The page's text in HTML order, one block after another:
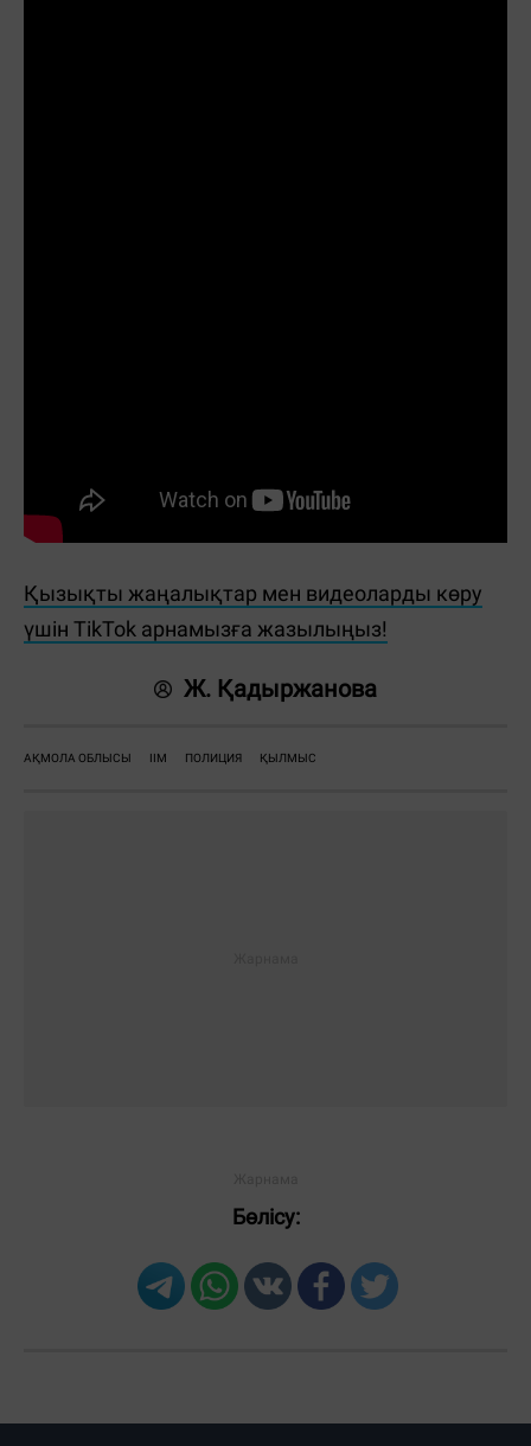
Қызықты жаңалықтар мен видеоларды көру
үшін TikTok арнамызға жазылыңыз!
Ж. Қадыржанова
АҚМОЛА ОБЛЫСЫ ІІМ ПОЛИЦИЯ ҚЫЛМЫС
Бөлісу: